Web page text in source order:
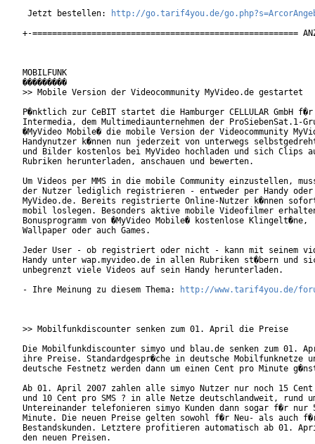
Jetzt bestellen:
http://go.tarif4you.de/
+-======================================================
MOBILFUNK
���������
>> Mobile Version der Videocommunity MyVideo.de gestartet
P�nktlich zur CeBIT startet die Hamburger CELLULAR GmbH f�r
Intermedia, dem Multimediaunternehmen der ProSiebenSat.1-
�MyVideo Mobile� die mobile Version der Videocommunity
Handynutzer k�nnen nun jederzeit von unterwegs
und Bilder kostenlos bei MyVideo hochladen und sich Clips
Rubriken herunterladen, anschauen und bewerten.
Um Videos per MMS in die mobile Community einzustellen,
der Nutzer lediglich registrieren - entweder per Handy
MyVideo.de. Bereits registrierte Online-Nutzer k�nnen
mobil loslegen. Besonders aktive mobile Videofilmer
Bonusprogramm von �MyVideo Mobile� kostenlose Klingelt�ne,
Wallpaper oder auch Games.
Jeder User - ob registriert oder nicht - kann mit seinem
Handy unter wap.myvideo.de in allen Rubriken st�bern und
unbegrenzt viele Videos auf sein Handy herunterladen.
- Ihre Meinung zu diesem Thema:
http://www.tarif4you.de/
>> Mobilfunkdiscounter senken zum 01. April die Preise
Die Mobilfunkdiscounter simyo und blau.de senken zum 01.
ihre Preise. Standardgespr�che in deutsche Mobilfunknetze
deutsche Festnetz werden dann um einen Cent pro Minute
Ab 01. April 2007 zahlen alle simyo Nutzer nur noch 15
und 10 Cent pro SMS ? in alle Netze deutschlandweit, rund
Untereinander telefonieren simyo Kunden dann sogar f�r nur
Minute. Die neuen Preise gelten sowohl f�r Neu- als auch
Bestandskunden. Letztere profitieren automatisch ab 01.
den neuen Preisen.